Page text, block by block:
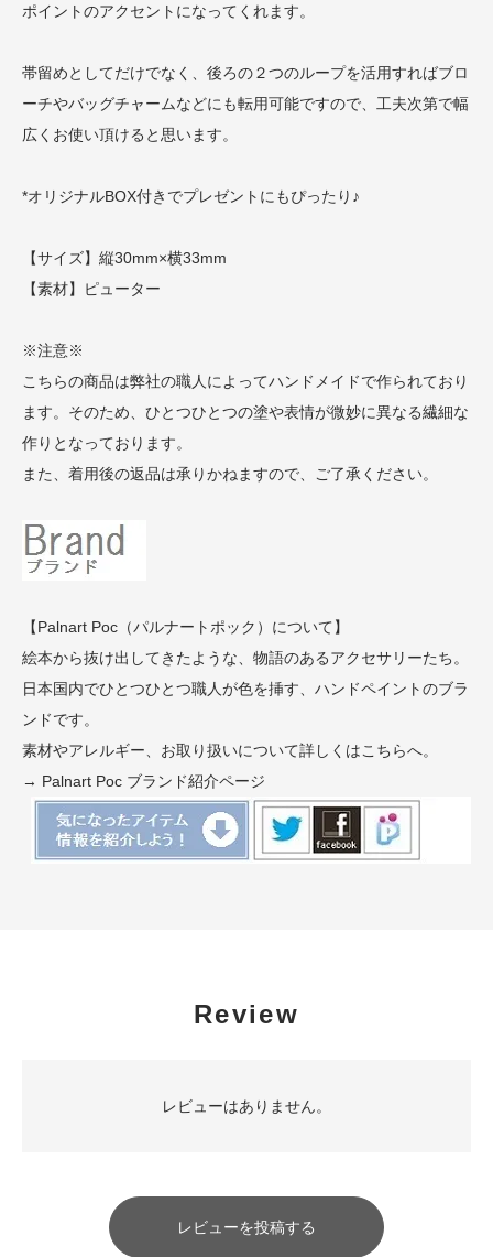
ポイントのアクセントになってくれます。
帯留めとしてだけでなく、後ろの２つのループを活用すればブロ
ーチやバッグチャームなどにも転用可能ですので、工夫次第で幅
広くお使い頂けると思います。
*オリジナルBOX付きでプレゼントにもぴったり♪
【サイズ】縦30mm×横33mm
【素材】ピューター
※注意※
こちらの商品は弊社の職人によってハンドメイドで作られており
ます。そのため、ひとつひとつの塗や表情が微妙に異なる繊細な
作りとなっております。
また、着用後の返品は承りかねますので、ご了承ください。
【Palnart Poc（パルナートポック）について】
絵本から抜け出してきたような、物語のあるアクセサリーたち。
日本国内でひとつひとつ職人が色を挿す、ハンドペイントのブラ
ンドです。
素材やアレルギー、お取り扱いについて詳しくはこちらへ。
→ Palnart Poc ブランド紹介ページ
Review
レビューはありません。
レビューを投稿する